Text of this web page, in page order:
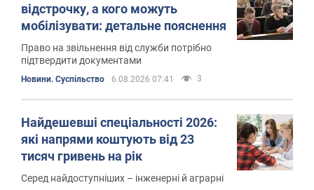
відстрочку, а кого можуть
мобілізувати: детальне пояснення
Право на звільнення від служби потрібно
підтвердити документами
Новини. Суспільство 6.08.2026 07:41 3
Найдешевші спеціальності 2026:
які напрями коштують від 23
тисяч гривень на рік
Серед найдоступніших – інженерні й аграрні